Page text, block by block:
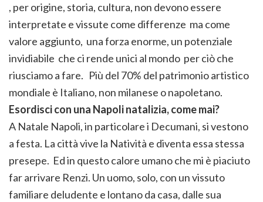
, per origine, storia, cultura, non devono essere
interpretate e vissute come differenze ma come
valore aggiunto, una forza enorme, un potenziale
invidiabile che ci rende unici al mondo per ciò che
riusciamo a fare. Più del 70% del patrimonio artistico
mondiale è Italiano, non milanese o napoletano.
Esordisci con una Napoli natalizia, come mai?
A Natale Napoli, in particolare i Decumani, si vestono
a festa. La città vive la Natività e diventa essa stessa
presepe. Ed in questo calore umano che mi è piaciuto
far arrivare Renzi. Un uomo, solo, con un vissuto
familiare deludente e lontano da casa, dalle sua